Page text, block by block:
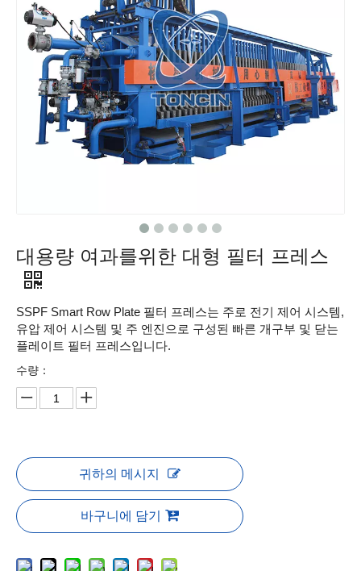
대용량 여과를위한 대형 필터 프레스
SSPF Smart Row Plate 필터 프레스는 주로 전기 제어 시스템,
유압 제어 시스템 및 주 엔진으로 구성된 빠른 개구부 및 닫는
플레이트 필터 프레스입니다.
수량：
귀하의 메시지
바구니에 담기